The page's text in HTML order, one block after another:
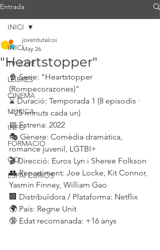
Entrada
INICI
TV JOVE
LLIBRES
CINEMA
MÚSICA
INFO
FORMACIÓ
OCI
ESPAI CURIÓS
INICI
"Heartstopper"
joventutalcoi
May 26
🍿 Serie: "Heartstopper
(Rompecorazones)"
⌛ Duració: Temporada 1 (8 episodis ·
~25 minuts cada un)
📅 Estrena: 2022
🎭 Gènere: Comèdia dramàtica,
romance juvenil, LGTBI+
🎬 Direcció: Euros Lyn i Sheree Folkson
👥 Repartiment: Joe Locke, Kit Connor,
Yasmin Finney, William Gao
🏢 Distribuïdora / Plataforma: Netflix
🌍 País: Regne Unit
🔞 Edat recomanada: +16 anys